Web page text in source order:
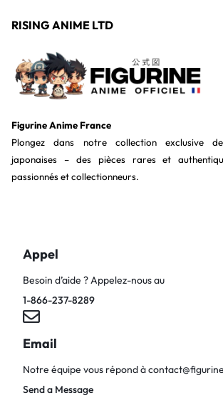
RISING ANIME LTD
Figurine Anime France
Plongez dans notre collection exclusive
japonaises – des pièces rares et
passionnés et collectionneurs.
Appel
Besoin d’aide ? Appelez-nous au
1-866-237-8289
Email
Notre équipe vous répond à
Send a Message